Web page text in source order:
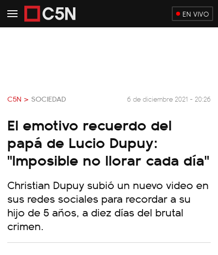
EN VIVO
C5N > SOCIEDAD 6 de diciembre 2021 - 20:26
El emotivo recuerdo del
papá de Lucio Dupuy:
"Imposible no llorar cada día"
Christian Dupuy subió un nuevo video en
sus redes sociales para recordar a su
hijo de 5 años, a diez días del brutal
crimen.